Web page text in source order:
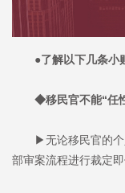
●了解以下几条小
◆移民官不能“任
▶无论移民官的个
部审案流程进行裁定